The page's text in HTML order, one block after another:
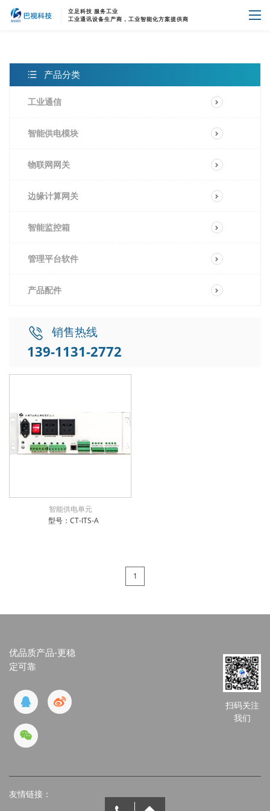
立足科技 服务工业
工业通讯设备生产商，工业智能化方案提供商
智能供电模块
首页 产品中心
产品分类
工业通信
智能供电模块
物联网网关
边缘计算网关
智能监控箱
管理平台软件
产品配件
销售热线
139-1131-2772
智能供电单元
型号：CT-ITS-A
1
优品质产品-更稳
定可靠
扫码关注
我们
友情链接：